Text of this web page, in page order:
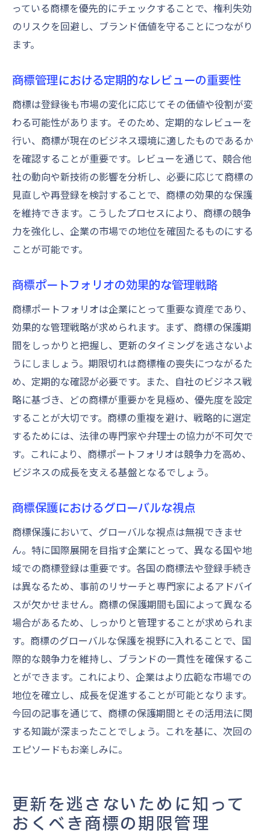
っている商標を優先的にチェックすることで、権利失効
のリスクを回避し、ブランド価値を守ることにつながり
ます。
商標管理における定期的なレビューの重要性
商標は登録後も市場の変化に応じてその価値や役割が変
わる可能性があります。そのため、定期的なレビューを
行い、商標が現在のビジネス環境に適したものであるか
を確認することが重要です。レビューを通じて、競合他
社の動向や新技術の影響を分析し、必要に応じて商標の
見直しや再登録を検討することで、商標の効果的な保護
を維持できます。こうしたプロセスにより、商標の競争
力を強化し、企業の市場での地位を確固たるものにする
ことが可能です。
商標ポートフォリオの効果的な管理戦略
商標ポートフォリオは企業にとって重要な資産であり、
効果的な管理戦略が求められます。まず、商標の保護期
間をしっかりと把握し、更新のタイミングを逃さないよ
うにしましょう。期限切れは商標権の喪失につながるた
め、定期的な確認が必要です。また、自社のビジネス戦
略に基づき、どの商標が重要かを見極め、優先度を設定
することが大切です。商標の重複を避け、戦略的に選定
するためには、法律の専門家や弁理士の協力が不可欠で
す。これにより、商標ポートフォリオは競争力を高め、
ビジネスの成長を支える基盤となるでしょう。
商標保護におけるグローバルな視点
商標保護において、グローバルな視点は無視できませ
ん。特に国際展開を目指す企業にとって、異なる国や地
域での商標登録は重要です。各国の商標法や登録手続き
は異なるため、事前のリサーチと専門家によるアドバイ
スが欠かせません。商標の保護期間も国によって異なる
場合があるため、しっかりと管理することが求められま
す。商標のグローバルな保護を視野に入れることで、国
際的な競争力を維持し、ブランドの一貫性を確保するこ
とができます。これにより、企業はより広範な市場での
地位を確立し、成長を促進することが可能となります。
今回の記事を通じて、商標の保護期間とその活用法に関
する知識が深まったことでしょう。これを基に、次回の
エピソードもお楽しみに。
更新を逃さないために知って
おくべき商標の期限管理